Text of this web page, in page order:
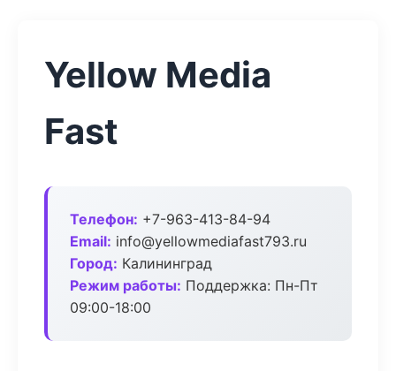
Yellow Media
Fast
Телефон: +7-963-413-84-94
Email: info@yellowmediafast793.ru
Город: Калининград
Режим работы: Поддержка: Пн-Пт
09:00-18:00